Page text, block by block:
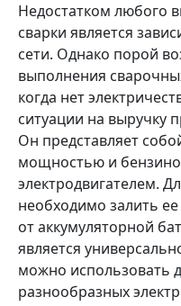
Недостатком любого
сварки является
сети. Однако порой
выполнения
когда нет
ситуации на выручку
Он представляет
мощностью и
электродвигателем.
необходимо залить
от аккумуляторной
является
можно использовать
разнообразных